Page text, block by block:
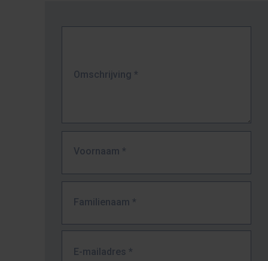
Omschrijving *
Voornaam *
Familienaam *
E-mailadres *